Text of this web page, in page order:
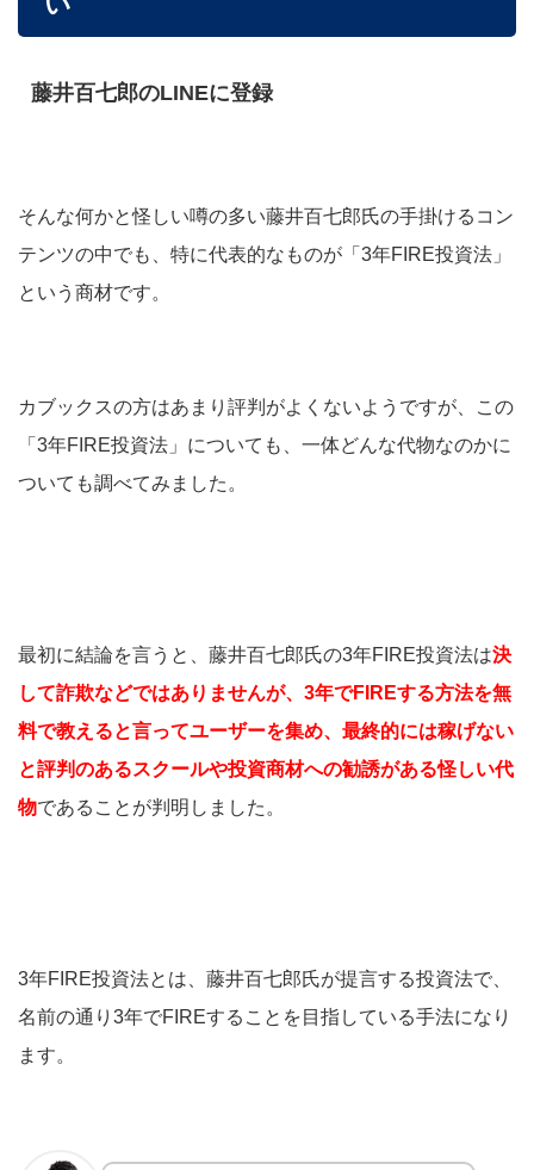
藤井百七郎のLINEに登録
そんな何かと怪しい噂の多い藤井百七郎氏の手掛けるコン
テンツの中でも、特に代表的なものが「3年FIRE投資法」
という商材です。
カブックスの方はあまり評判がよくないようですが、この
「3年FIRE投資法」についても、一体どんな代物なのかに
ついても調べてみました。
最初に結論を言うと、藤井百七郎氏の3年FIRE投資法は決
して詐欺などではありませんが、3年でFIREする方法を無
料で教えると言ってユーザーを集め、最終的には稼げない
と評判のあるスクールや投資商材への勧誘がある怪しい代
物であることが判明しました。
3年FIRE投資法とは、藤井百七郎氏が提言する投資法で、
名前の通り3年でFIREすることを目指している手法になり
ます。